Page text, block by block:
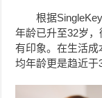
根据
年龄已升至32岁，
有印象。在生活成
均年龄更是趋近于